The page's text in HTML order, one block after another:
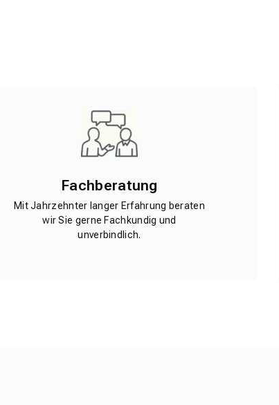
Fachberatung
Mit Jahrzehnter langer Erfahrung beraten
wir Sie gerne Fachkundig und
unverbindlich.